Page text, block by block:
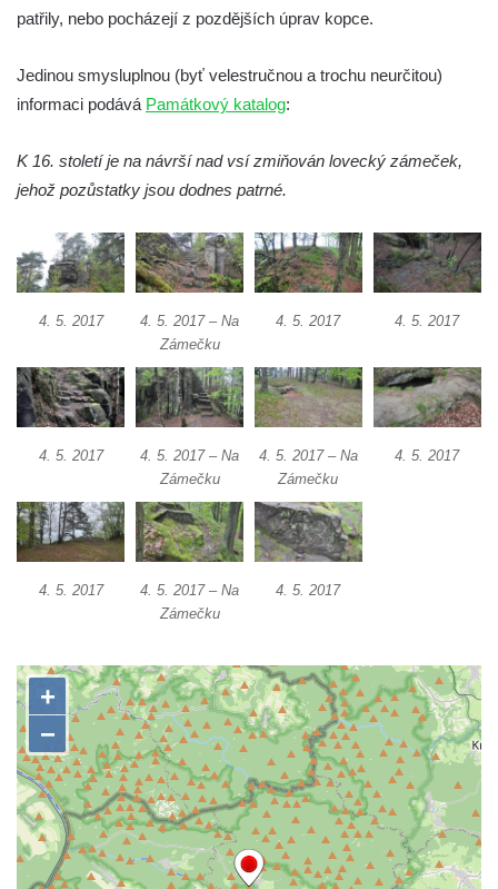
Zámek Roztoky u Prahy
Zámek Nový Hrad v Jimlíně
Zámek Velké Žernoseky
Zámek Libochovany
Zámek Neuberk v Mělníku
Červený dům v České Lípě
Zámek Janov
Zámek Postoloprty
Zámek Rumburk
Bývalý zámek Ledebour
Zámek Hořín
Zámek Mšené-lázně
Zámek Budenice
Zámek Štáf ve Zlonicích
Zámek Poutnov
Zámek Mnichovo Hradiště
Zámeček u Vysoké Lípy
Zámek Chomutov
patřily, nebo pocházejí z pozdějších úprav kopce.
Jedinou smysluplnou (byť velestručnou a trochu neurčitou)
informaci podává Památkový katalog:
K 16. století je na návrší nad vsí zmiňován lovecký zámeček,
jehož pozůstatky jsou dodnes patrné.
4. 5. 2017
4. 5. 2017 – Na
Zámečku
4. 5. 2017 4. 5. 2017
4. 5. 2017
4. 5. 2017 – Na
Zámečku
4. 5. 2017 – Na
Zámečku
4. 5. 2017
4. 5. 2017
4. 5. 2017 – Na
Zámečku
4. 5. 2017